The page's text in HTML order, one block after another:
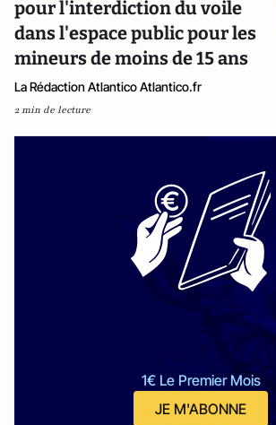
pour l'interdiction du voile
dans l'espace public pour les
mineurs de moins de 15 ans
La Rédaction Atlantico Atlantico.fr
2 min de lecture
1€ Le Premier Mois
JE M'ABONNE